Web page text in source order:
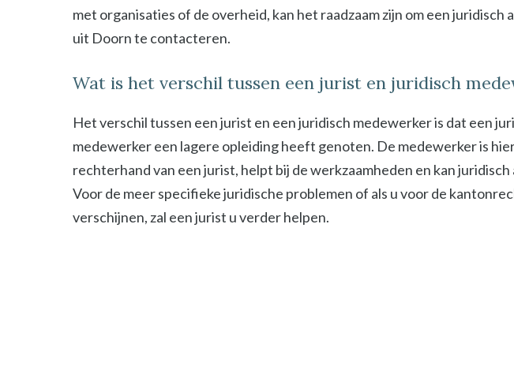
met organisaties of de overheid, kan het raadzaam zijn om een juridisch
uit Doorn te contacteren.
Wat is het verschil tussen een jurist en juridisch
Het verschil tussen een jurist en een juridisch medewerker is dat een
medewerker een lagere opleiding heeft genoten. De medewerker is
rechterhand van een jurist, helpt bij de werkzaamheden en kan juridisch
Voor de meer specifieke juridische problemen of als u voor de
verschijnen, zal een jurist u verder helpen.